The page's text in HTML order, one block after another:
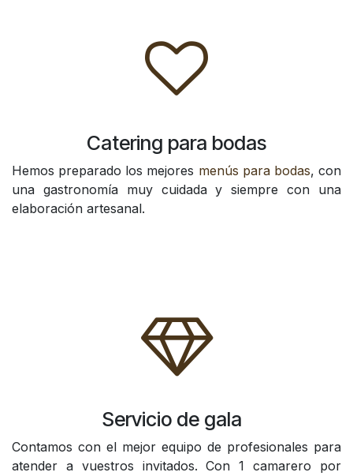
Catering para bodas
Hemos preparado los mejores menús para bodas, con
una gastronomía muy cuidada y siempre con una
elaboración artesanal.
Servicio de gala
Contamos con el mejor equipo de profesionales para
atender a vuestros invitados. Con 1 camarero por